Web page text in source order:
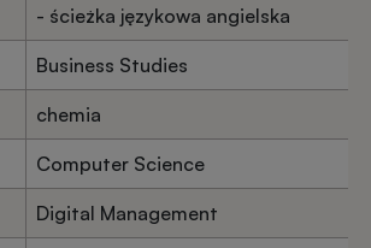
- ścieżka językowa angielska
Business Studies
chemia
Computer Science
Digital Management